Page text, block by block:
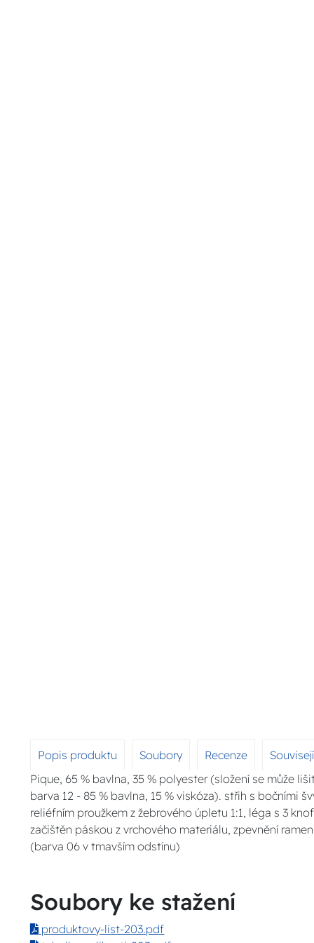
Popis produktu Soubory Recenze
Pique, 65 % bavlna, 35 % polyester (složení se může
barva 12 - 85 % bavlna, 15 % viskóza). střih s bočními
reliéfním proužkem z žebrového úpletu 1:1, léga s 3
začištěn páskou z vrchového materiálu, zpevnění
(barva 06 v tmavším odstínu)
Soubory ke stažení
produktovy-list-203.pdf